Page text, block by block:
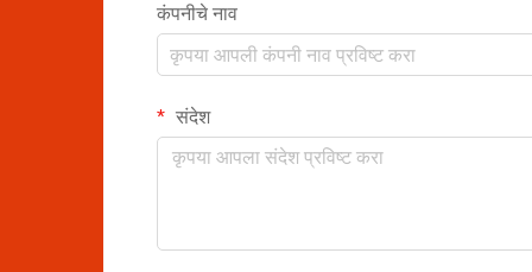
कंपनीचे नाव
संदेश